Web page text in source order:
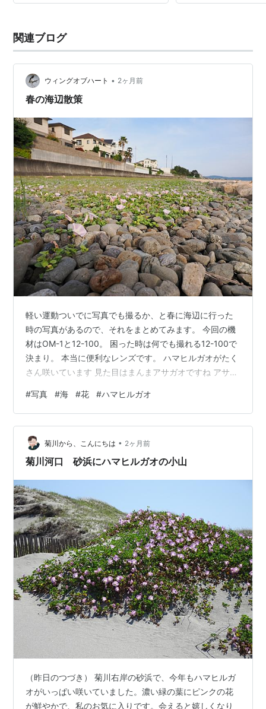
関連ブログ
ウィングオブハート • 2ヶ月前
春の海辺散策
軽い運動ついでに写真でも撮るか、と春に海辺に行った
時の写真があるので、それをまとめてみます。 今回の機
材はOM-1と12-100。 困った時は何でも撮れる12-100で
決まり。 本当に便利なレンズです。 ハマヒルガオがたく
さん咲いています 見た目はまんまアサガオですね アサガ
#写真 #海 #花 #ハマヒルガオ
菊川から、こんにちは • 2ヶ月前
菊川河口 砂浜にハマヒルガオの小山
（昨日のつづき） 菊川右岸の砂浜で、今年もハマヒルガ
オがいっぱい咲いていました。濃い緑の葉にピンクの花
が鮮やかで、私のお気に入りです。会えると嬉しくなり